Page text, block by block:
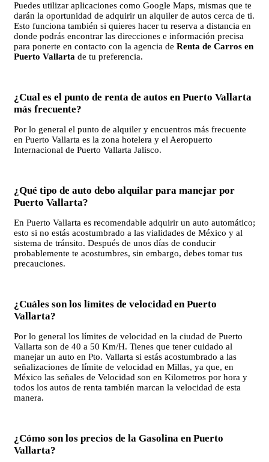
Puedes utilizar aplicaciones como Google Maps, mismas que te
darán la oportunidad de adquirir un alquiler de autos cerca de ti.
Esto funciona también si quieres hacer tu reserva a distancia en
donde podrás encontrar las direcciones e información precisa
para ponerte en contacto con la agencia de Renta de Carros en
Puerto Vallarta de tu preferencia.
¿Cual es el punto de renta de autos en Puerto Vallarta
más frecuente?
Por lo general el punto de alquiler y encuentros más frecuente
en Puerto Vallarta es la zona hotelera y el Aeropuerto
Internacional de Puerto Vallarta Jalisco.
¿Qué tipo de auto debo alquilar para manejar por
Puerto Vallarta?
En Puerto Vallarta es recomendable adquirir un auto automático;
esto si no estás acostumbrado a las vialidades de México y al
sistema de tránsito. Después de unos días de conducir
probablemente te acostumbres, sin embargo, debes tomar tus
precauciones.
¿Cuáles son los límites de velocidad en Puerto
Vallarta?
Por lo general los límites de velocidad en la ciudad de Puerto
Vallarta son de 40 a 50 Km/H. Tienes que tener cuidado al
manejar un auto en Pto. Vallarta si estás acostumbrado a las
señalizaciones de límite de velocidad en Millas, ya que, en
México las señales de Velocidad son en Kilometros por hora y
todos los autos de renta también marcan la velocidad de esta
manera.
¿Cómo son los precios de la Gasolina en Puerto
Vallarta?